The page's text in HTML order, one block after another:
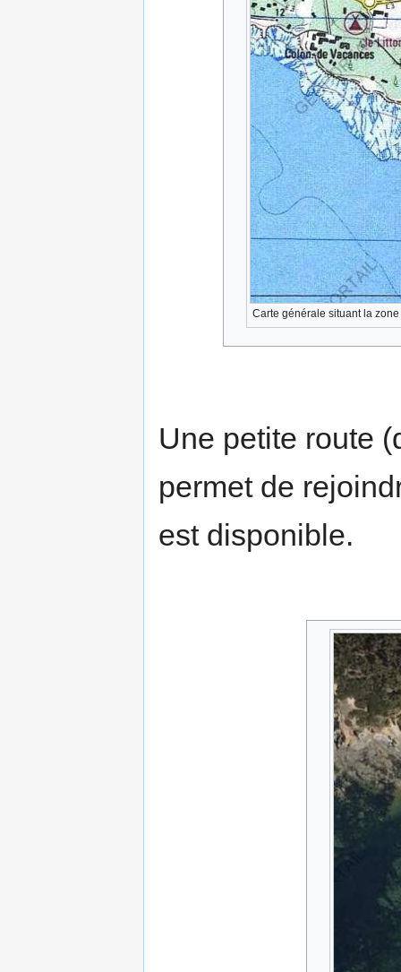
Carte générale situant la
Une petite route
permet de
est disponible.